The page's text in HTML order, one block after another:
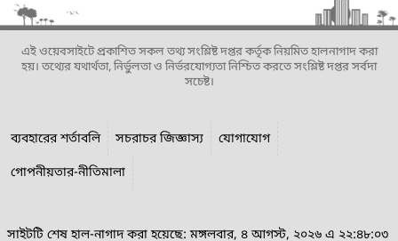
এই ওয়েবসাইটে প্রকাশিত সকল তথ্য সংশ্লিষ্ট দপ্তর কর্তৃক নিয়মিত হালনাগাদ করা
হয়। তথ্যের যথার্থতা, নির্ভুলতা ও নির্ভরযোগ্যতা নিশ্চিত করতে সংশ্লিষ্ট দপ্তর সর্বদা
সচেষ্ট।
ব্যবহারের শর্তাবলি সচরাচর জিজ্ঞাস্য
যোগাযোগ
গোপনীয়তার-নীতিমালা
সাইটটি শেষ হাল-নাগাদ করা হয়েছে: মঙ্গলবার, ৪ আগস্ট, ২০২৬ এ ২২:৪৮:০৩